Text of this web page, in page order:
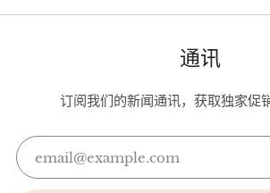
通讯
订阅我们的新闻通讯，获取独家促